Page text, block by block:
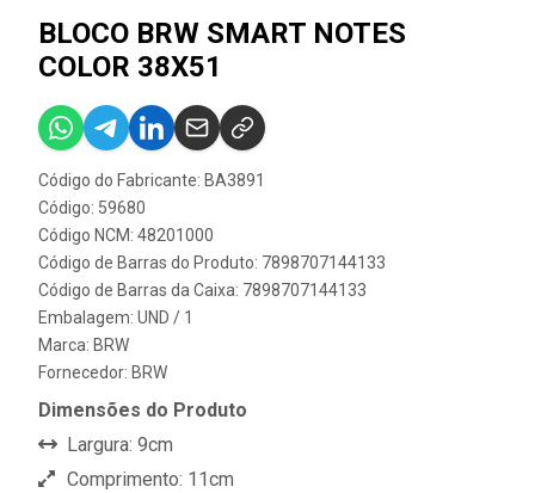
BLOCO BRW SMART NOTES
COLOR 38X51
Código do Fabricante: BA3891
Código: 59680
Código NCM: 48201000
Código de Barras do Produto: 7898707144133
Código de Barras da Caixa: 7898707144133
Embalagem: UND / 1
Marca: BRW
Fornecedor: BRW
Dimensões do Produto
Largura: 9cm
Comprimento: 11cm